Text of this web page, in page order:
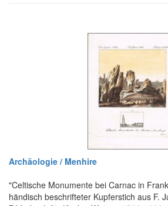
Archäologie / Menhire
"Celtische Monumente bei Carnac in
händisch beschrifteter Kupferstich aus F.